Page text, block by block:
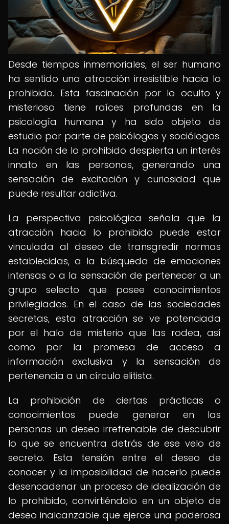
Desde tiempos inmemoriales, el ser humano
ha sentido una atracción irresistible hacia lo
prohibido. Esta fascinación por lo oculto y
misterioso tiene raíces profundas en la
psicología humana y ha sido objeto de
estudio por parte de psicólogos y sociólogos.
La noción de lo prohibido despierta un interés
innato en las personas, generando una
sensación de excitación y curiosidad que
puede resultar adictiva.
La perspectiva psicológica señala que la
atracción hacia lo prohibido puede estar
vinculada al deseo de transgredir normas
establecidas, a la búsqueda de emociones
intensas o a la sensación de pertenecer a un
grupo selecto que posee conocimientos
privilegiados. En el caso de las sociedades
secretas, esta atracción se ve potenciada
por el halo de misterio que las rodea, así
como por la promesa de acceso a
información exclusiva y la sensación de
pertenencia a un círculo elitista.
La prohibición de ciertas prácticas o
conocimientos puede generar en las
personas un deseo irrefrenable de descubrir
lo que se encuentra detrás de ese velo de
secreto. Esta tensión entre el deseo de
conocer y la imposibilidad de hacerlo puede
desencadenar un proceso de idealización de
lo prohibido, convirtiéndolo en un objeto de
deseo inalcanzable que ejerce una poderosa